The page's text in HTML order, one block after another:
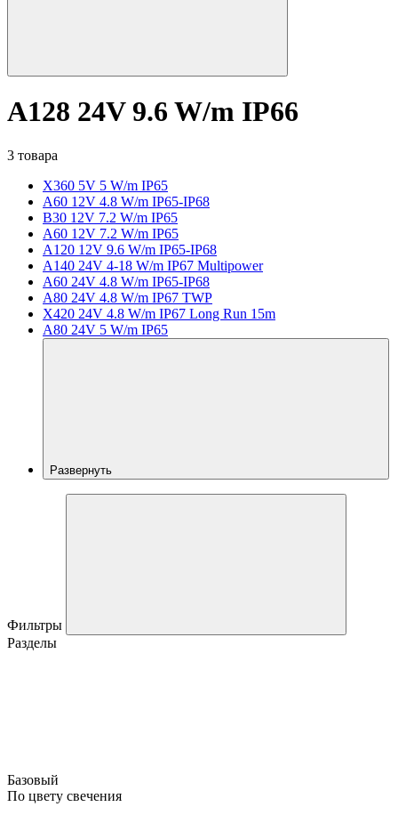
A128 24V 9.6 W/m IP66
3 товара
X360 5V 5 W/m IP65
A60 12V 4.8 W/m IP65-IP68
B30 12V 7.2 W/m IP65
A60 12V 7.2 W/m IP65
A120 12V 9.6 W/m IP65-IP68
A140 24V 4-18 W/m IP67 Multipower
A60 24V 4.8 W/m IP65-IP68
A80 24V 4.8 W/m IP67 TWP
X420 24V 4.8 W/m IP67 Long Run 15m
A80 24V 5 W/m IP65
Развернуть
Фильтры
Разделы
Базовый
По цвету свечения